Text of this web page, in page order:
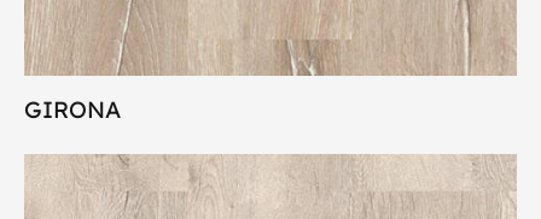
GIRONA